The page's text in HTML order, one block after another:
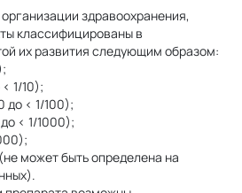
здравоохранения,
классифицированы в
их развития следующим образом:
1/10);
до < 1/100);
< 1/1000);
может быть определена на